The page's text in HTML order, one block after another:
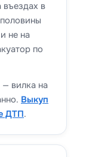
въездах в
не на
по
вилка на
Выкуп
ДТП.